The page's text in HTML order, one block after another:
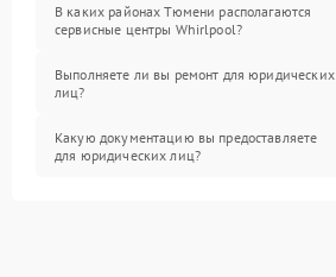
В каких районах Тюмени располагаются
сервисные центры Whirlpool?
Выполняете ли вы ремонт для юридических
лиц?
Какую документацию вы предоставляете
для юридических лиц?